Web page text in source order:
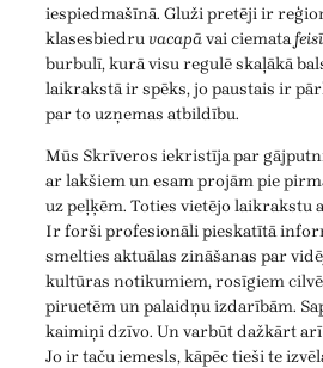
iespiedmašīnā. Gluži pretēji ir
klasesbiedruvacapāvai ciemata
burbulī, kurā visu regulē skaļākā
laikrakstā ir spēks, jo paustais ir
par to uzņemas atbildību.
Mūs Skrīveros iekristīja par
ar lakšiem un esam projām pie
uz peļķēm. Toties vietējo laikrakstu
Ir forši profesionāli pieskatītā
smelties aktuālas zināšanas par
kultūras notikumiem, rosīgiem
piruetēm un palaidņu izdarībām.
kaimiņi dzīvo. Un varbūt dažkārt
Jo ir taču iemesls, kāpēc tieši te